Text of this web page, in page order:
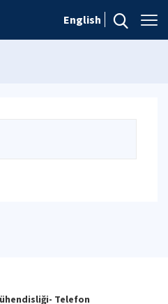
English
Telefon